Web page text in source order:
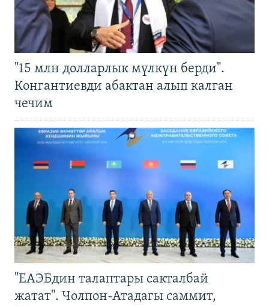
"15 млн долларлык мүлкүн берди".
Конгантиевди абактан алып калган
чечим
"ЕАЭБдин талаптары сакталбай
жатат". Чолпон-Атадагы саммит,